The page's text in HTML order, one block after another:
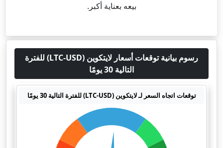
بيعه بعناية أكبر.
رسوم بيانية توقعات أسعار لايتكوين (LTC-USD) للفترة
التالية 30 يومًا
توقعات اتجاه السعر لـ لايتكوين (LTC-USD) للفترة التالية 30 يومًا